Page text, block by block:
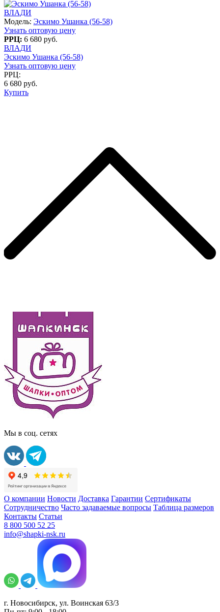
ВЛАДИ
Модель: Эскимо Ушанка (56-58)
Узнать оптовую цену
РРЦ: 6 680 руб.
ВЛАДИ
Эскимо Ушанка (56-58)
Узнать оптовую цену
РРЦ:
6 680 руб.
Купить
Мы в соц. сетях
О компании Новости Доставка Гарантии Сертификаты
Сотрудничество Часто задаваемые вопросы Таблица размеров
Контакты Статьи
8 800 500 52 25
info@shapki-nsk.ru
г. Новосибирск, ул. Воинская 63/3